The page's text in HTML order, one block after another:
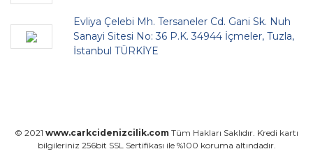
Evliya Çelebi Mh. Tersaneler Cd. Gani Sk. Nuh
Sanayi Sitesi No: 36 P.K. 34944 İçmeler, Tuzla,
İstanbul TÜRKİYE
© 2021 www.carkcidenizcilik.com Tüm Hakları Saklıdır. Kredi kartı
bilgileriniz 256bit SSL Sertifikası ile %100 koruma altındadır.